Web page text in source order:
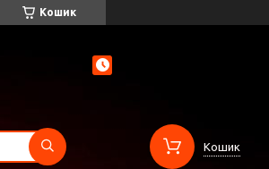
Кошик
Кошик